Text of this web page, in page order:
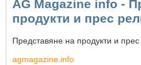
AG Magazine info -
продукти и прес
Представяне на продукти и
agmagazine.info